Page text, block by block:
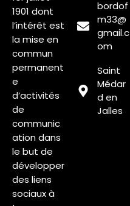
1901 dont
l’intérêt est
la mise en
commun
permanent
e
d’activités
de
communic
ation dans
le but de
développer
des liens
sociaux à
bordof
m33@
gmail.c
om
Saint
Médar
d en
Jalles